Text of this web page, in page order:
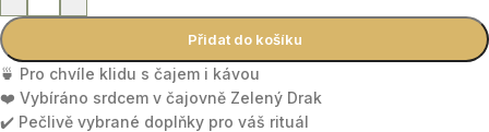
Přidat do košíku
🍵 Pro chvíle klidu s čajem i kávou
❤️ Vybíráno srdcem v čajovně Zelený Drak
✔️ Pečlivě vybrané doplňky pro váš rituál